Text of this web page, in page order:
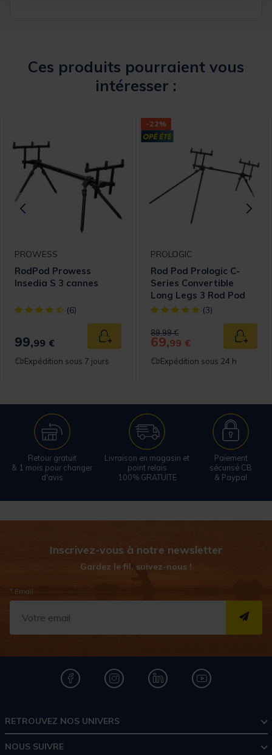
Ces produits pourraient vous
intéresser :
Rating
panier
PROWESS
RodPod Prowess
Insedia S 3 cannes
[object Object] out of 5 Customer Rating
(6)
99,99 € Ajouter au panier
Expédition sous 7 jours
-22%
PROLOGIC
Rod Pod Prologic C-
Series Convertible
Long Legs 3 Rod Pod
[object Object] out of 5
(3)
Price reduced from
89,99 €to
69,99 €
Expédition sous 24 h
Retour gratuit
& 1 mois pour changer
d'avis
Livraison en magasin et
point relais
100% GRATUITE
Paiement
sécurisé CB
& Paypal
Inscrivez-vous à notre newsletter
Gardez le fil, suivez-nous !
* Email
RETROUVEZ NOS UNIVERS
NOUS SUIVRE